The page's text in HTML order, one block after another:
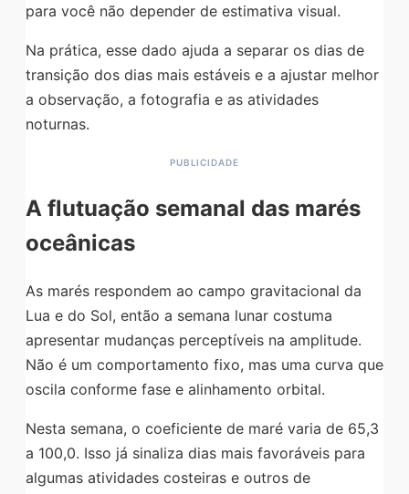
para você não depender de estimativa visual.
Na prática, esse dado ajuda a separar os dias de
transição dos dias mais estáveis e a ajustar melhor
a observação, a fotografia e as atividades
noturnas.
A flutuação semanal das marés
oceânicas
As marés respondem ao campo gravitacional da
Lua e do Sol, então a semana lunar costuma
apresentar mudanças perceptíveis na amplitude.
Não é um comportamento fixo, mas uma curva que
oscila conforme fase e alinhamento orbital.
Nesta semana, o coeficiente de maré varia de 65,3
a 100,0. Isso já sinaliza dias mais favoráveis para
algumas atividades costeiras e outros de